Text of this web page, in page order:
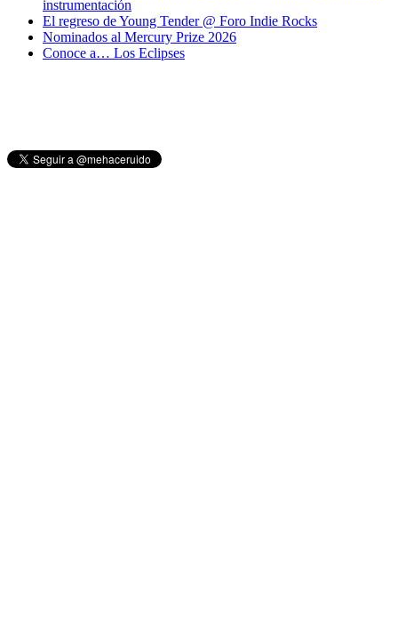
instrumentación
El regreso de Young Tender @ Foro Indie Rocks
Nominados al Mercury Prize 2026
Conoce a… Los Eclipses